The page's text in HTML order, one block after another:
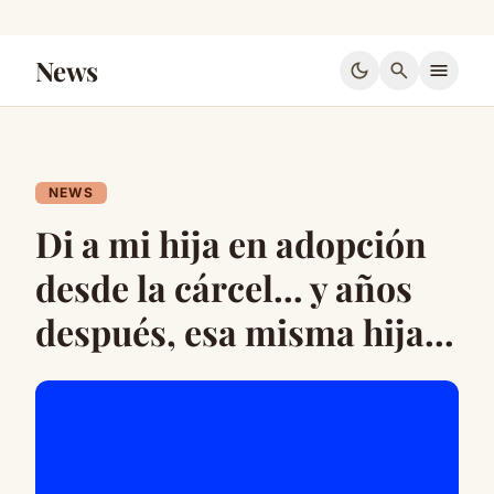
News dark_mode search menu
NEWS
Di a mi hija en adopción
desde la cárcel… y años
después, esa misma hija…